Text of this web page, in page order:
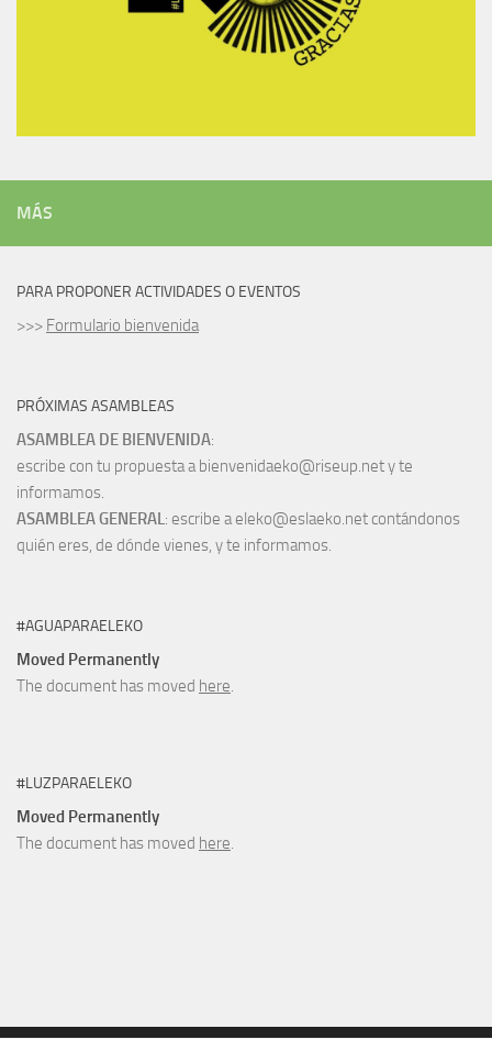
MÁS
PARA PROPONER ACTIVIDADES O EVENTOS
>>> Formulario bienvenida
PRÓXIMAS ASAMBLEAS
ASAMBLEA DE BIENVENIDA:
escribe con tu propuesta a bienvenidaeko@riseup.net y te
informamos.
ASAMBLEA GENERAL: escribe a eleko@eslaeko.net contándonos
quién eres, de dónde vienes, y te informamos.
#AGUAPARAELEKO
Moved Permanently
The document has moved here.
#LUZPARAELEKO
Moved Permanently
The document has moved here.